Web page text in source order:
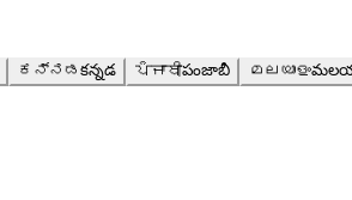
ಕನ್ನಡ కన్నడ ਪੰਜਾਬੀపంజాబీ മലയാളം